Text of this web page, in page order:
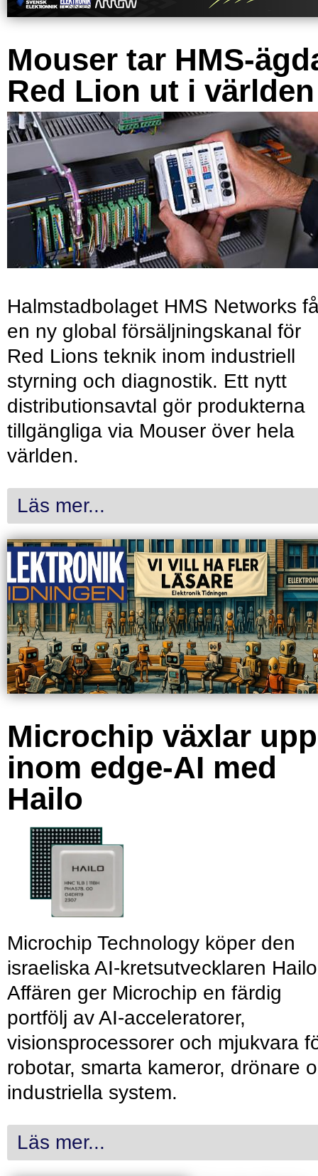
Mouser tar HMS-
Red Lion ut i världen
Halmstadbolaget HMS Networks
en ny global försäljningskanal för
Red Lions teknik inom industriell
styrning och diagnostik. Ett nytt
distributionsavtal gör produkterna
tillgängliga via Mouser över hela
världen.
Läs mer...
Microchip växlar upp
inom edge-AI med
Hailo
Microchip Technology köper den
israeliska AI-kretsutvecklaren
Affären ger Microchip en färdig
portfölj av AI-acceleratorer,
visionsprocessorer och mjukvara
robotar, smarta kameror, drönare
industriella system.
Läs mer...